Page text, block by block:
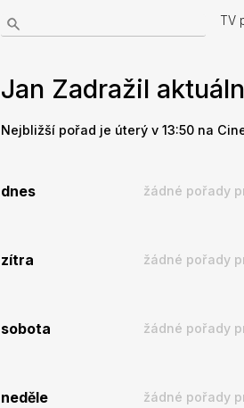
TV
Jan Zadražil
Nejbližší pořad je úterý v 13:50 na
dnes žádné pořady
zítra žádné pořady
sobota žádné pořady
neděle žádné pořady